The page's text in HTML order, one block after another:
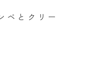
ベとクリー